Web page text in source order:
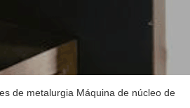
de metalurgia Máquina de núcleo de